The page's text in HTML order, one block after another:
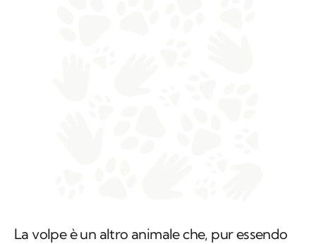
La volpe è un altro animale che, pur essendo